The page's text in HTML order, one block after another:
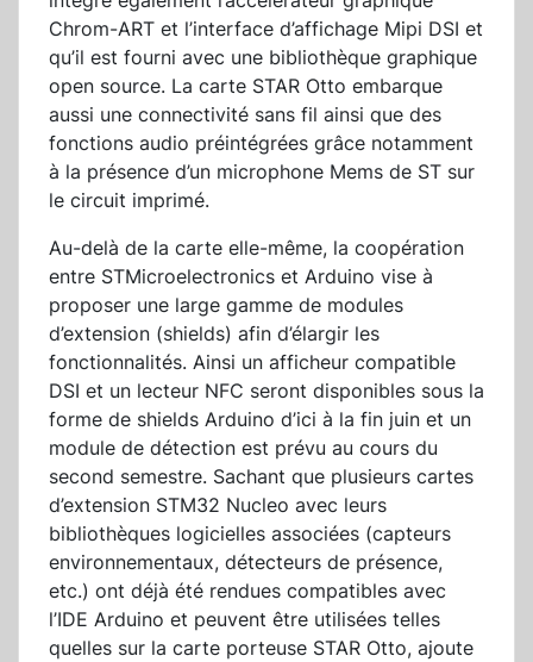
Chrom-ART et l’interface d’affichage Mipi DSI et
qu’il est fourni avec une bibliothèque graphique
open source. La carte STAR Otto embarque
aussi une connectivité sans fil ainsi que des
fonctions audio préintégrées grâce notamment
à la présence d’un microphone Mems de ST sur
le circuit imprimé.
Au-delà de la carte elle-même, la coopération
entre STMicroelectronics et Arduino vise à
proposer une large gamme de modules
d’extension (shields) afin d’élargir les
fonctionnalités. Ainsi un afficheur compatible
DSI et un lecteur NFC seront disponibles sous la
forme de shields Arduino d’ici à la fin juin et un
module de détection est prévu au cours du
second semestre. Sachant que plusieurs cartes
d’extension STM32 Nucleo avec leurs
bibliothèques logicielles associées (capteurs
environnementaux, détecteurs de présence,
etc.) ont déjà été rendues compatibles avec
l’IDE Arduino et peuvent être utilisées telles
quelles sur la carte porteuse STAR Otto, ajoute